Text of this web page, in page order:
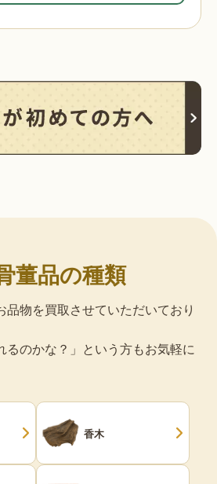
董品の種類
物を買取させていただいており
るのかな？」という方もお気軽に
香木